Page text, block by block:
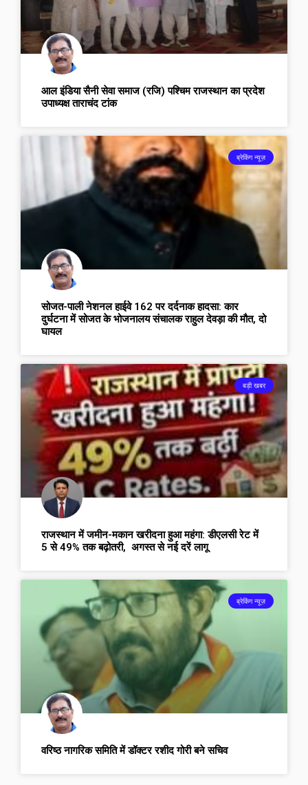
आल इंडिया सैनी सेवा समाज (रजि) पश्चिम राजस्थान का प्रदेश
उपाध्यक्ष ताराचंद टांक
ब्रेकिंग न्यूज़
सोजत-पाली नेशनल हाईवे 162 पर दर्दनाक हादसा: कार
दुर्घटना में सोजत के भोजनालय संचालक राहुल देवड़ा की मौत, दो
घायल
बड़ी खबर
राजस्थान में जमीन-मकान खरीदना हुआ महंगा: डीएलसी रेट में
5 से 49% तक बढ़ोतरी, अगस्त से नई दरें लागू
ब्रेकिंग न्यूज़
वरिष्ठ नागरिक समिति में डॉक्टर रशीद गोरी बने सचिव